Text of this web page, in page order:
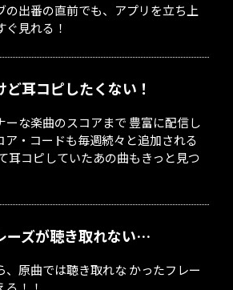
の出番の直前でも、アプリを立ち上
見れる！
耳コピしたくない！
ーな楽曲のスコアまで 豊富に配信し
ア・コードも毎週続々と追加される
耳コピしていたあの曲もきっと見つ
ーズが聴き取れない…
、原曲では聴き取れな かったフレー